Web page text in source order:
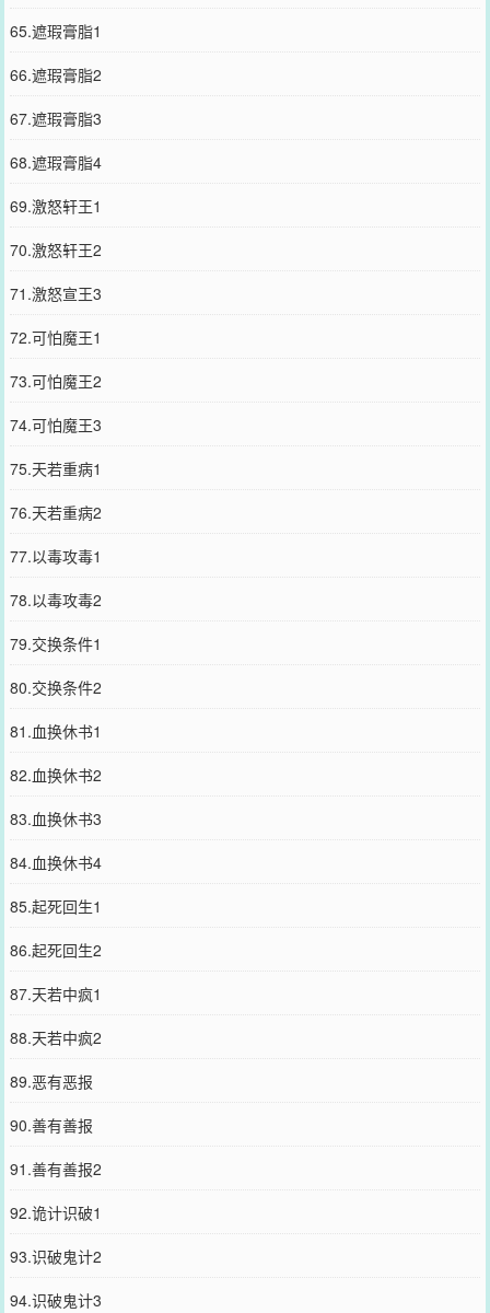
65.遮瑕膏脂1
66.遮瑕膏脂2
67.遮瑕膏脂3
68.遮瑕膏脂4
69.激怒轩王1
70.激怒轩王2
71.激怒宣王3
72.可怕魔王1
73.可怕魔王2
74.可怕魔王3
75.天若重病1
76.天若重病2
77.以毒攻毒1
78.以毒攻毒2
79.交换条件1
80.交换条件2
81.血换休书1
82.血换休书2
83.血换休书3
84.血换休书4
85.起死回生1
86.起死回生2
87.天若中疯1
88.天若中疯2
89.恶有恶报
90.善有善报
91.善有善报2
92.诡计识破1
93.识破鬼计2
94.识破鬼计3